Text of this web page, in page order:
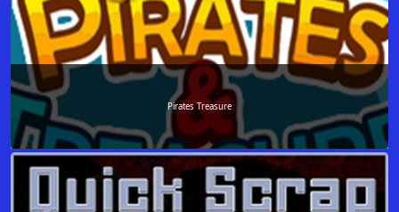
Pirates Treasure